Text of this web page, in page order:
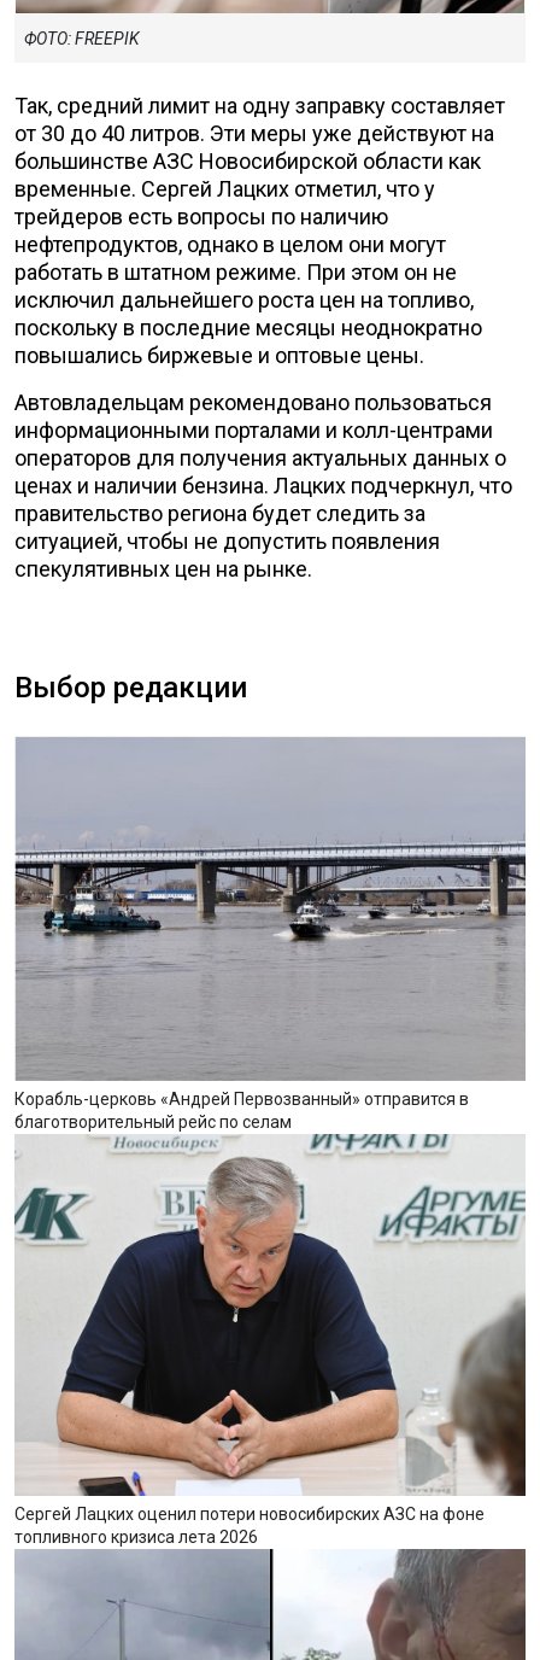
ФОТО: FREEPIK
Так, средний лимит на одну заправку составляет
от 30 до 40 литров. Эти меры уже действуют на
большинстве АЗС Новосибирской области как
временные. Сергей Лацких отметил, что у
трейдеров есть вопросы по наличию
нефтепродуктов, однако в целом они могут
работать в штатном режиме. При этом он не
исключил дальнейшего роста цен на топливо,
поскольку в последние месяцы неоднократно
повышались биржевые и оптовые цены.
Автовладельцам рекомендовано пользоваться
информационными порталами и колл-центрами
операторов для получения актуальных данных о
ценах и наличии бензина. Лацких подчеркнул, что
правительство региона будет следить за
ситуацией, чтобы не допустить появления
спекулятивных цен на рынке.
Выбор редакции
Корабль-церковь «Андрей Первозванный» отправится в
благотворительный рейс по селам
Сергей Лацких оценил потери новосибирских АЗС на фоне
топливного кризиса лета 2026